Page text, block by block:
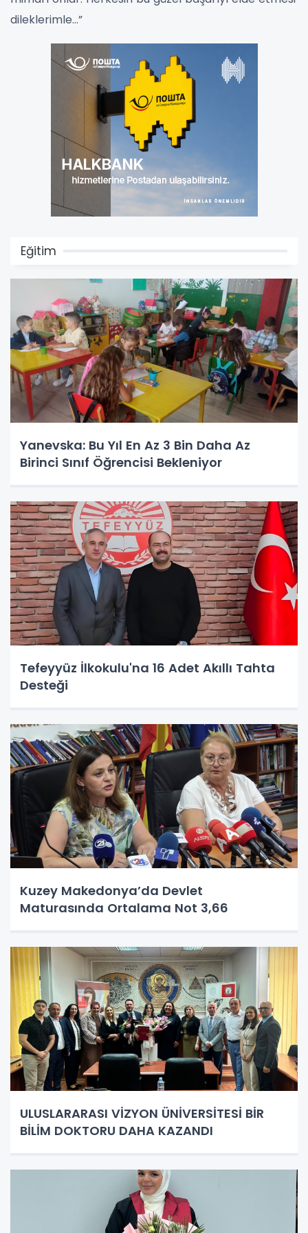
dileklerimle…”
Eğitim
Yanevska: Bu Yıl En Az 3 Bin Daha Az
Birinci Sınıf Öğrencisi Bekleniyor
Tefeyyüz İlkokulu'na 16 Adet Akıllı Tahta
Desteği
Kuzey Makedonya’da Devlet
Maturasında Ortalama Not 3,66
ULUSLARARASI VİZYON ÜNİVERSİTESİ BİR
BİLİM DOKTORU DAHA KAZANDI